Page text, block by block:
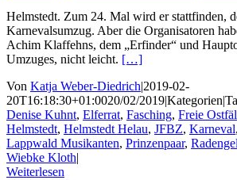
Helmstedt. Zum 24. Mal wird er stattfinden,
Karnevalsumzug. Aber die Organisatoren
Achim Klaffehns, dem „Erfinder“ und
Umzuges, nicht leicht. […]
Von Katja Weber-Diedrich|2019-02-
20T16:18:30+01:0020/02/2019|Kategorien|
Denise Kuhnt, Elferrat, Fasching, Freie
Helmstedt, Helmstedt Helau, JFBZ, Karneval,
Lappwald Musikanten, Prinzenpaar, Radengel
Wiebke Kloth|
Weiterlesen